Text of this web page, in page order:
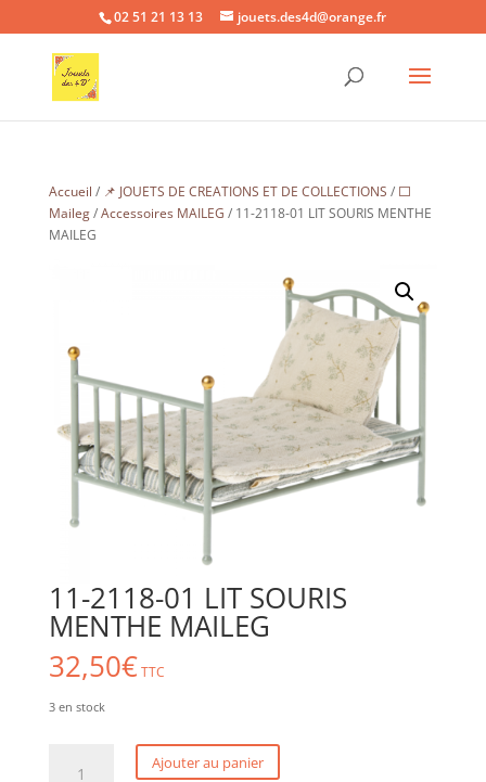
02 51 21 13 13 jouets.des4d@orange.fr
Accueil / 📌 JOUETS DE CREATIONS ET DE COLLECTIONS / ⬜
Maileg/Accessoires MAILEG / 11-2118-01 LIT SOURIS MENTHE
MAILEG
11-2118-01 LIT SOURIS
MENTHE MAILEG
32,50€TTC
3 en stock
Ajouter au panier